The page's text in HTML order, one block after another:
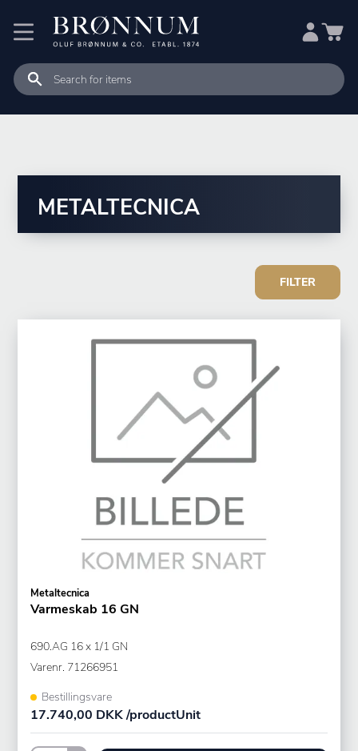
METALTECNICA
FILTER
Metaltecnica
Varmeskab 16 GN
690.AG 16 x 1/1 GN
Varenr. 71266951
Bestillingsvare
17.740,00 DKK /productUnit